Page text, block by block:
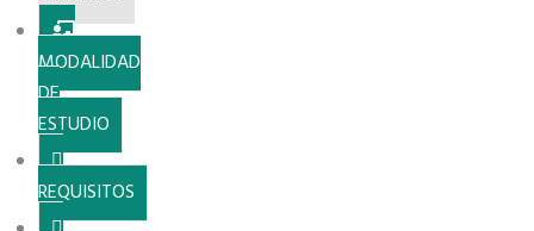
MODALIDAD
DE
ESTUDIO
REQUISITOS